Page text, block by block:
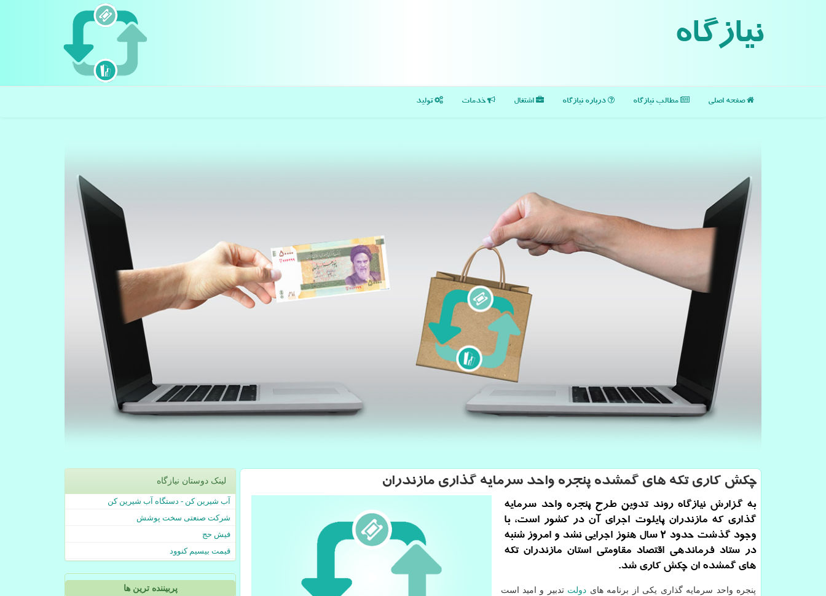
نیازگاه
صفحه اصلی مطالب نیازگاه درباره نیازگاه اشتغال خدمات تولید
چكش كاری تكه های گمشده پنجره واحد سرمایه گذاری مازندران
به گزارش نیازگاه روند تدوین طرح پنجره واحد سرمایه
گذاری كه مازندران پایلوت اجرای آن در كشور است، با
وجود گذشت حدود ۲ سال هنوز اجرایی نشد و امروز شنبه
در ستاد فرماندهی اقتصاد مقاومتی استان مازندران تكه
های گمشده ان چكش كاری شد.
پنجره واحد سرمایه گذاری یكی از برنامه های دولت تدبیر و امید است
لینک دوستان نیازگاه
آب شیرین کن - دستگاه آب شیرین کن
شرکت صنعتی سخت پوشش
فیش حج
قیمت بیسیم کنوود
پربیننده ترین ها